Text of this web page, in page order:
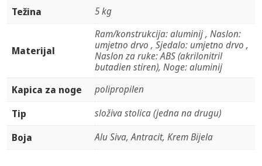
Težina 5 kg
Materijal
Ram/konstrukcija: aluminij , Naslon:
umjetno drvo , Sjedalo: umjetno drvo ,
Naslon za ruke: ABS (akrilonitril
butadien stiren), Noge: aluminij
Kapica za noge
polipropilen
Tip
složiva stolica (jedna na drugu)
Boja
Alu Siva, Antracit, Krem Bijela